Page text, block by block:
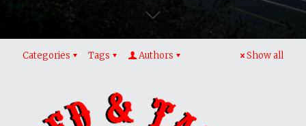
Categories Tags Authors Show all